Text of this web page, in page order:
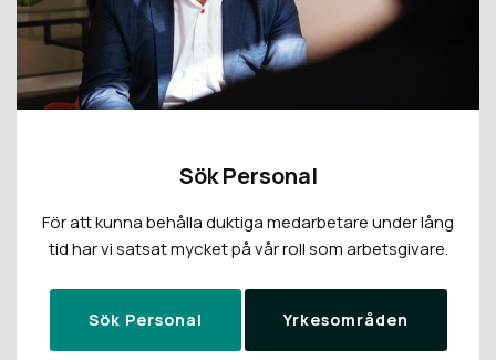
Sök Personal
För att kunna behålla duktiga medarbetare under lång
tid har vi satsat mycket på vår roll som arbetsgivare.
Sök Personal Yrkesområden